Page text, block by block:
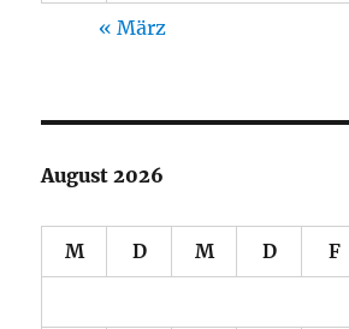
« März
August 2026
M D M D F